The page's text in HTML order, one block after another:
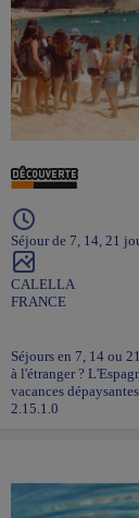
Séjour de 7, 14, 21
CALELLA
FRANCE
Séjours en 7, 14 ou
à l'étranger ?
vacances
2.15.1.0